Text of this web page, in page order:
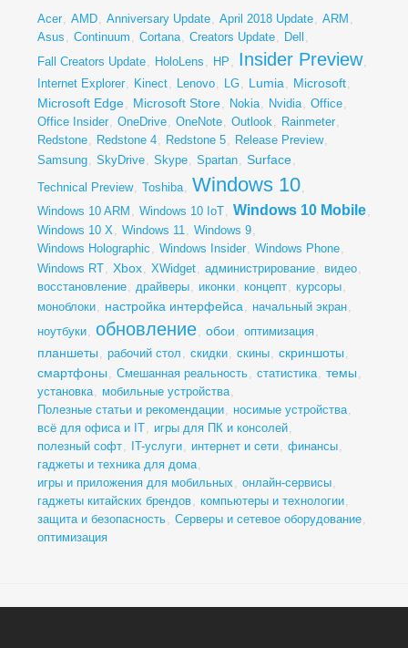
Acer, AMD, Anniversary Update, April 2018 Update, ARM ,
Asus , Continuum , Cortana, Creators Update, Dell ,
Fall Creators Update, HoloLens , HP , Insider Preview,
Internet Explorer, Kinect, Lenovo, LG, Lumia , Microsoft,
Microsoft Edge, Microsoft Store, Nokia, Nvidia, Office,
Office Insider, OneDrive, OneNote, Outlook, Rainmeter,
Redstone, Redstone 4, Redstone 5, Release Preview,
Samsung, SkyDrive, Skype, Spartan, Surface,
Technical Preview, Toshiba, Windows 10,
Windows 10 ARM , Windows 10 IoT, Windows 10 Mobile,
Windows 10 X, Windows 11, Windows 9,
Windows Holographic , Windows Insider, Windows Phone,
Windows RT, Xbox, XWidget, администрирование, видео,
восстановление, драйверы, иконки, концепт, курсоры,
моноблоки, настройка интерфейса , начальный экран,
ноутбуки, обновление, обои , оптимизация,
планшеты , рабочий стол , скидки, скины, скриншоты ,
смартфоны , Смешанная реальность, статистика, темы ,
установка, мобильные устройства,
Полезные статьи и рекомендации, носимые устройства,
всё для офиса и IT, игры для ПК и консолей,
полезный софт, IT-услуги, интернет и сети, финансы,
гаджеты и техника для дома,
игры и приложения для мобильных , онлайн-сервисы,
гаджеты китайских брендов, компьютеры и технологии,
защита и безопасность, Серверы и сетевое оборудование,
оптимизация